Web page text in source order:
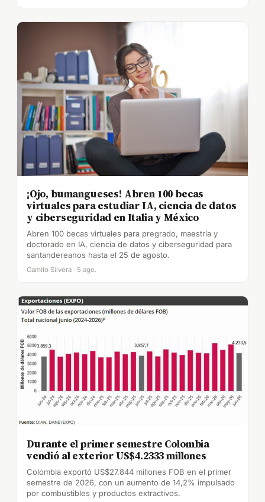
¡Ojo, bumangueses! Abren 100 becas
virtuales para estudiar IA, ciencia de datos
y ciberseguridad en Italia y México
Abren 100 becas virtuales para pregrado, maestría y
doctorado en IA, ciencia de datos y ciberseguridad para
santandereanos hasta el 25 de agosto.
Camilo Silvera · 5 ago.
Durante el primer semestre Colombia
vendió al exterior US$4.2333 millones
Colombia exportó US$27.844 millones FOB en el primer
semestre de 2026, con un aumento de 14,2% impulsado
por combustibles y productos extractivos.